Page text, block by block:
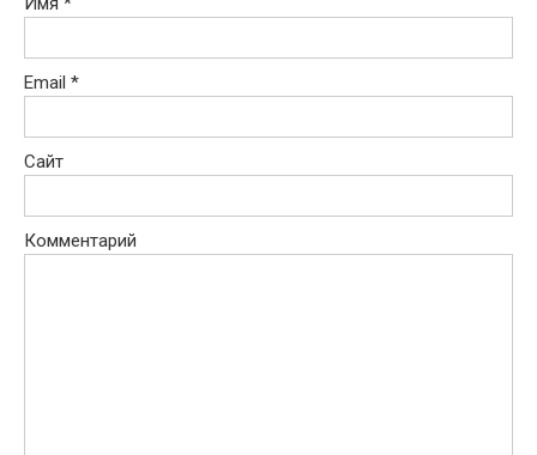
Email *
Сайт
Комментарий